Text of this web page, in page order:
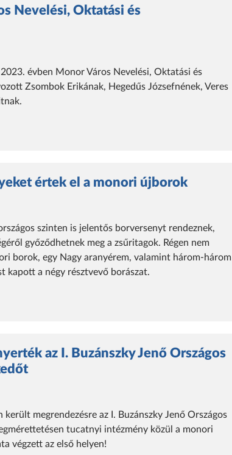
Nevelési, Oktatási és
évben Monor Város Nevelési, Oktatási és
Zsombok Erikának, Hegedűs Józsefnének, Veres
értek el a monori újborok
szinten is jelentős borversenyt rendeznek,
győződhetnek meg a zsűritagok. Régen nem
borok, egy Nagy aranyérem, valamint három-három
kapott a négy résztvevő borászat.
az I. Buzánszky Jenő Országos
megrendezésre az I. Buzánszky Jenő Országos
tucatnyi intézmény közül a monori
végzett az első helyen!